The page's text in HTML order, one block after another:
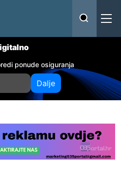
ponude osiguranja
Dalje